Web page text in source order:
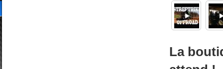
La